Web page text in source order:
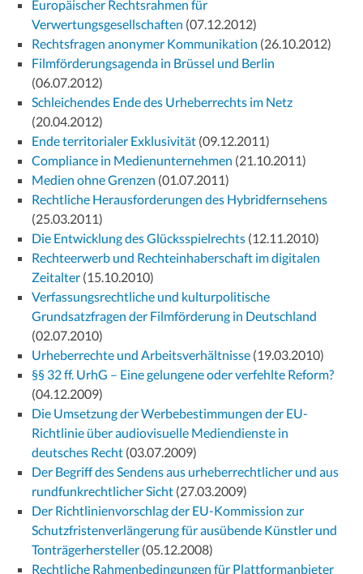
Europäischer Rechtsrahmen für
Verwertungsgesellschaften (07.12.2012)
Rechtsfragen anonymer Kommunikation (26.10.2012)
Filmförderungsagenda in Brüssel und Berlin
(06.07.2012)
Schleichendes Ende des Urheberrechts im Netz
(20.04.2012)
Ende territorialer Exklusivität (09.12.2011)
Compliance in Medienunternehmen (21.10.2011)
Medien ohne Grenzen (01.07.2011)
Rechtliche Herausforderungen des Hybridfernsehens
(25.03.2011)
Die Entwicklung des Glücksspielrechts (12.11.2010)
Rechteerwerb und Rechteinhaberschaft im digitalen
Zeitalter (15.10.2010)
Verfassungsrechtliche und kulturpolitische
Grundsatzfragen der Filmförderung in Deutschland
(02.07.2010)
Urheberrechte und Arbeitsverhältnisse (19.03.2010)
§§ 32 ff. UrhG – Eine gelungene oder verfehlte Reform?
(04.12.2009)
Die Umsetzung der Werbebestimmungen der EU-
Richtlinie über audiovisuelle Mediendienste in
deutsches Recht (03.07.2009)
Der Begriff des Sendens aus urheberrechtlicher und aus
rundfunkrechtlicher Sicht (27.03.2009)
Der Richtlinienvorschlag der EU-Kommission zur
Schutzfristenverlängerung für ausübende Künstler und
Tonträgerhersteller (05.12.2008)
Rechtliche Rahmenbedingungen für Plattformanbieter